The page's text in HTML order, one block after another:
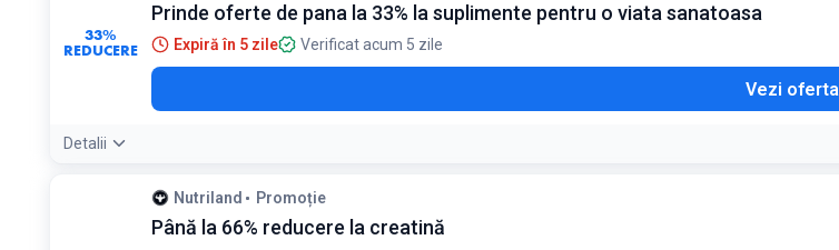
33%
REDUCERE
Prinde oferte de pana la 33% la suplimente pentru o viata sanatoasa
Expiră în 5 zile Verificat acum 5 zile
Vezi oferta
Detalii
Nutriland Promoție
Până la 66% reducere la creatină